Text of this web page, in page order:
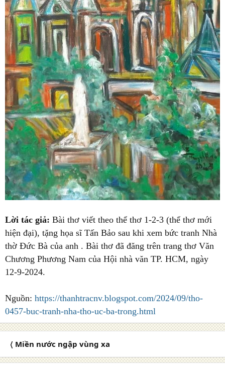
Lời tác giả: Bài thơ viết theo thể thơ 1-2-3 (thể thơ mới
hiện đại), tặng họa sĩ Tấn Bảo sau khi xem bức tranh Nhà
thờ Đức Bà của anh . Bài thơ đã đăng trên trang thơ Văn
Chương Phương Nam của Hội nhà văn TP. HCM, ngày
12-9-2024.
Nguồn: https://thanhtracnv.blogspot.com/2024/09/tho-
0457-buc-tranh-nha-tho-uc-ba-trong.html
〈 Miền nước ngập vùng xa